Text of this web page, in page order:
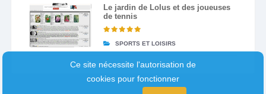
Le jardin de Lolus et des joueuses
de tennis
SPORTS ET LOISIRS
Ce site nécessite l'autorisation de
cookies pour fonctionner